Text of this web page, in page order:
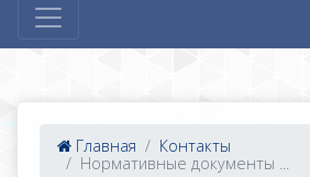
Главная
Контакты
Нормативные документы ...